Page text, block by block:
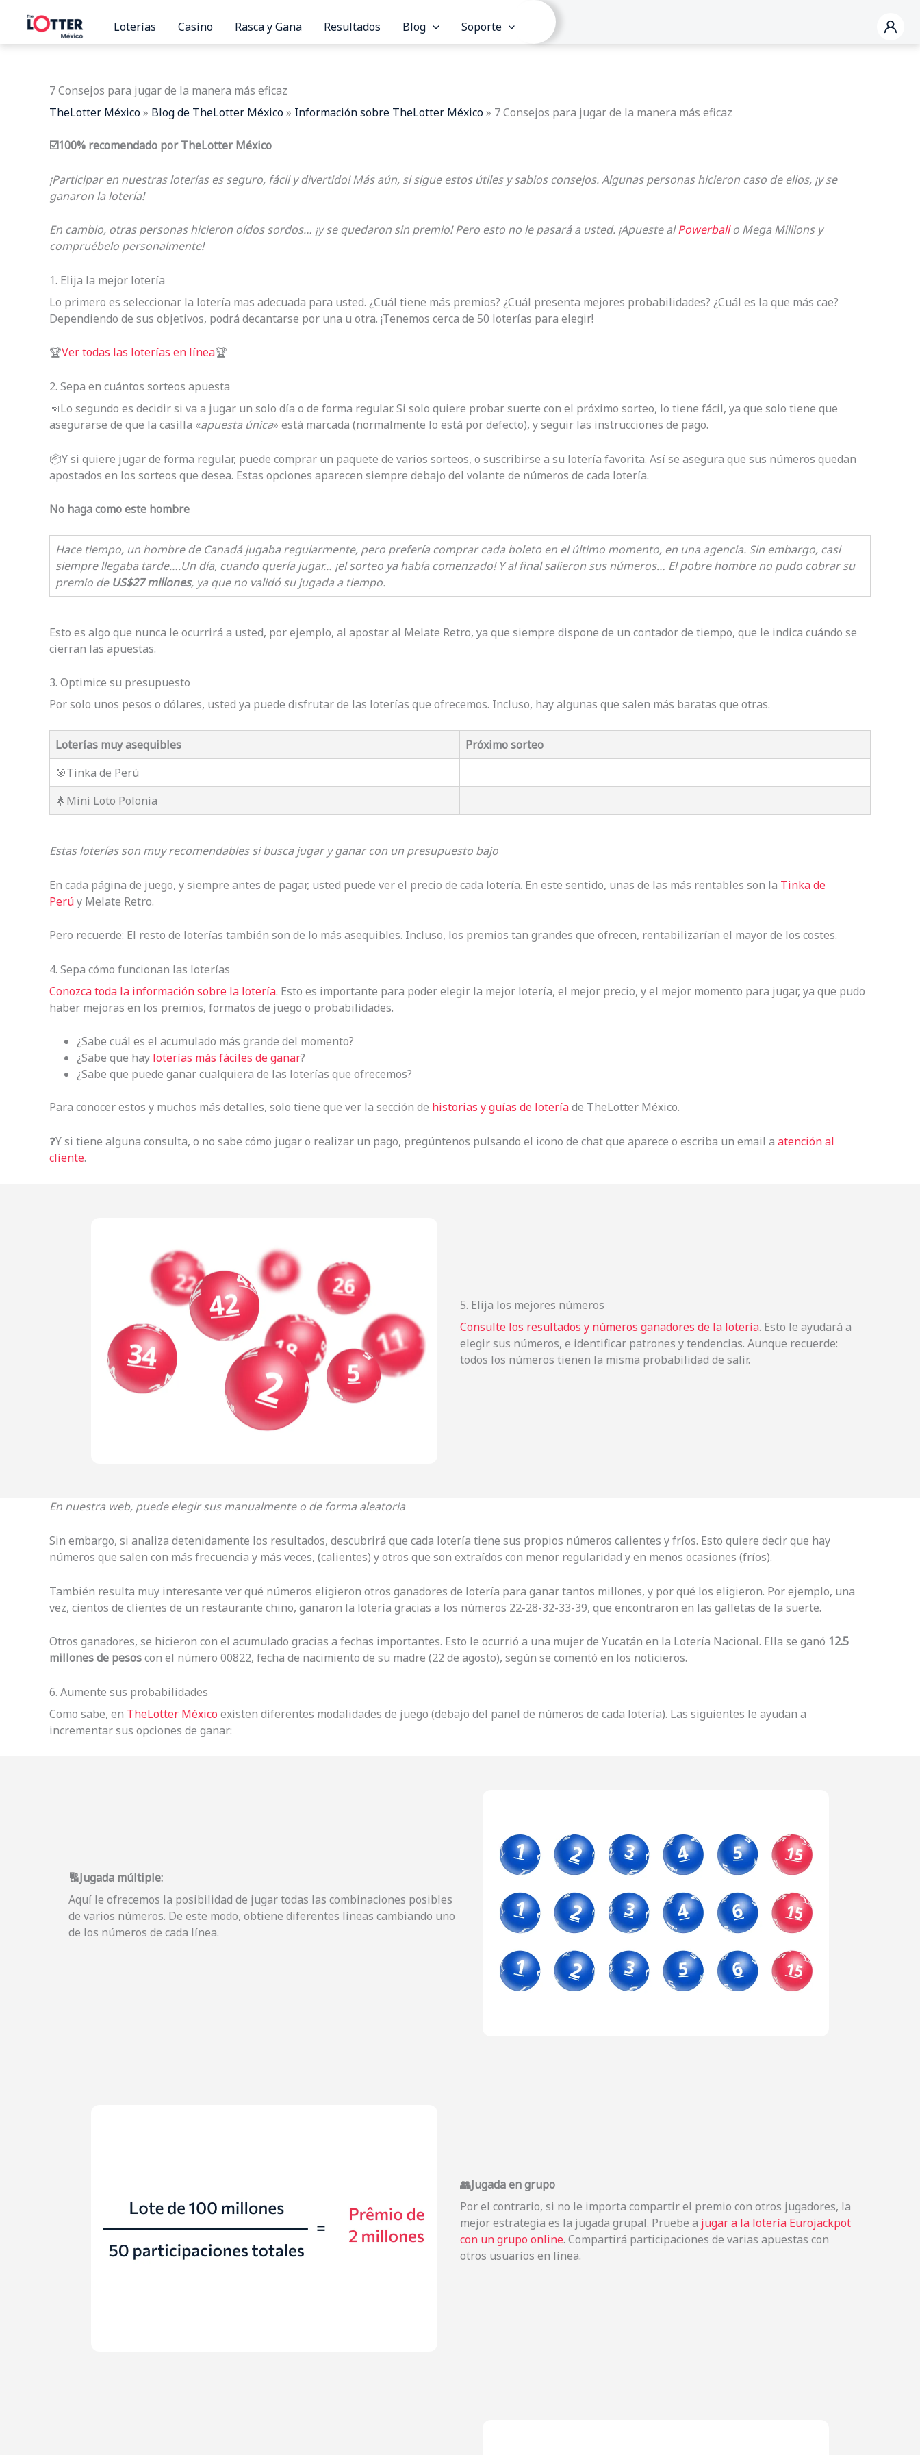
contenido
Loterías Casino Rasca y Gana Resultados Blog Soporte
7 Consejos para jugar de la manera más eficaz
TheLotter México» Blog de TheLotter México» Información sobre TheLotter México» 7 Consejos para jugar de la manera más eficaz
☑️100% recomendado por TheLotter México
¡Participar en nuestras loterías es seguro, fácil y divertido! Más aún, si sigue estos útiles y sabios consejos. Algunas personas hicieron caso de ellos, ¡y se
ganaron la lotería!
En cambio, otras personas hicieron oídos sordos… ¡y se quedaron sin premio! Pero esto no le pasará a usted. ¡Apueste alPowerballo Mega Millions y
compruébelo personalmente!
1. Elija la mejor lotería
Lo primero es seleccionar la lotería mas adecuada para usted. ¿Cuál tiene más premios? ¿Cuál presenta mejores probabilidades? ¿Cuál es la que más cae?
Dependiendo de sus objetivos, podrá decantarse por una u otra. ¡Tenemos cerca de 50 loterías para elegir!
🏆Ver todas las loterías en línea🏆
2. Sepa en cuántos sorteos apuesta
📅Lo segundo es decidir si va a jugar un solo día o de forma regular. Si solo quiere probar suerte con el próximo sorteo, lo tiene fácil, ya que solo tiene que
asegurarse de que la casilla «apuesta única» está marcada (normalmente lo está por defecto), y seguir las instrucciones de pago.
📦Y si quiere jugar de forma regular, puede comprar un paquete de varios sorteos, o suscribirse a su lotería favorita. Así se asegura que sus números quedan
apostados en los sorteos que desea. Estas opciones aparecen siempre debajo del volante de números de cada lotería.
No haga como este hombre
Hace tiempo, un hombre de Canadá jugaba regularmente, pero prefería comprar cada boleto en el último momento, en una agencia. Sin embargo, casi
siempre llegaba tarde….Un día, cuando quería jugar… ¡el sorteo ya había comenzado! Y al final salieron sus números… El pobre hombre no pudo cobrar su
premio de US$27 millones, ya que no validó su jugada a tiempo.
Esto es algo que nunca le ocurrirá a usted, por ejemplo, al apostar al Melate Retro, ya que siempre dispone de un contador de tiempo, que le indica cuándo se
cierran las apuestas.
3. Optimice su presupuesto
Por solo unos pesos o dólares, usted ya puede disfrutar de las loterías que ofrecemos. Incluso, hay algunas que salen más baratas que otras.
Loterías muy asequibles
Próximo sorteo
🎯Tinka de Perú
🌟Mini Loto Polonia
Estas loterías son muy recomendables si busca jugar y ganar con un presupuesto bajo
En cada página de juego, y siempre antes de pagar, usted puede ver el precio de cada lotería. En este sentido, unas de las más rentables son la Tinka de
Perúy Melate Retro.
Pero recuerde: El resto de loterías también son de lo más asequibles. Incluso, los premios tan grandes que ofrecen, rentabilizarían el mayor de los costes.
4. Sepa cómo funcionan las loterías
Conozca toda la información sobre la lotería. Esto es importante para poder elegir la mejor lotería, el mejor precio, y el mejor momento para jugar, ya que pudo
haber mejoras en los premios, formatos de juego o probabilidades.
¿Sabe cuál es el acumulado más grande del momento?
¿Sabe que hay loterías más fáciles de ganar?
¿Sabe que puede ganar cualquiera de las loterías que ofrecemos?
Para conocer estos y muchos más detalles, solo tiene que ver la sección de historias y guías de loteríade TheLotter México.
❓Y si tiene alguna consulta, o no sabe cómo jugar o realizar un pago, pregúntenos pulsando el icono de chat que aparece o escriba un email a atención al
cliente.
5. Elija los mejores números
Consulte los resultados y números ganadores de la lotería. Esto le ayudará a
elegir sus números, e identificar patrones y tendencias. Aunque recuerde:
todos los números tienen la misma probabilidad de salir.
En nuestra web, puede elegir sus manualmente o de forma aleatoria
Sin embargo, si analiza detenidamente los resultados, descubrirá que cada lotería tiene sus propios números calientes y fríos. Esto quiere decir que hay
números que salen con más frecuencia y más veces, (calientes) y otros que son extraídos con menor regularidad y en menos ocasiones (fríos).
También resulta muy interesante ver qué números eligieron otros ganadores de lotería para ganar tantos millones, y por qué los eligieron. Por ejemplo, una
vez, cientos de clientes de un restaurante chino, ganaron la lotería gracias a los números 22-28-32-33-39, que encontraron en las galletas de la suerte.
Otros ganadores, se hicieron con el acumulado gracias a fechas importantes. Esto le ocurrió a una mujer de Yucatán en la Lotería Nacional. Ella se ganó 12.5
millones de pesoscon el número 00822, fecha de nacimiento de su madre (22 de agosto), según se comentó en los noticieros.
6. Aumente sus probabilidades
Como sabe, en TheLotter México existen diferentes modalidades de juego (debajo del panel de números de cada lotería). Las siguientes le ayudan a
incrementar sus opciones de ganar:
🔠Jugada múltiple:
Aquí le ofrecemos la posibilidad de jugar todas las combinaciones posibles
de varios números. De este modo, obtiene diferentes líneas cambiando uno
de los números de cada línea.
👥Jugada en grupo
Por el contrario, si no le importa compartir el premio con otros jugadores, la
mejor estrategia es la jugada grupal. Pruebe a jugar a la lotería Eurojackpot
con un grupo online. Compartirá participaciones de varias apuestas con
otros usuarios en línea.